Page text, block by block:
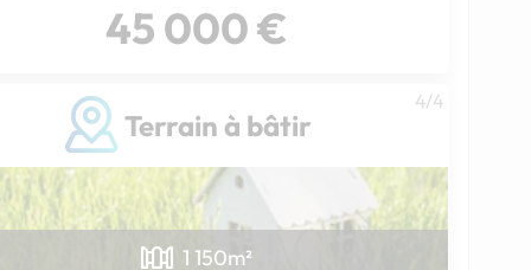
45 000 €
Terrain à bâtir
4/4
1 150m²